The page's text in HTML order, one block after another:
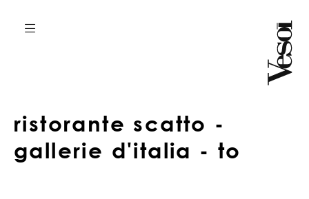
ristorante scatto -
gallerie d'italia - to